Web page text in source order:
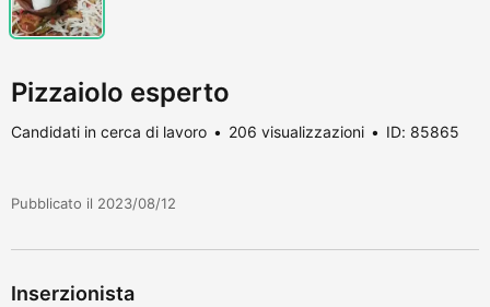
Pizzaiolo esperto
Candidati in cerca di lavoro 206 visualizzazioni ID: 85865
Pubblicato il 2023/08/12
Inserzionista